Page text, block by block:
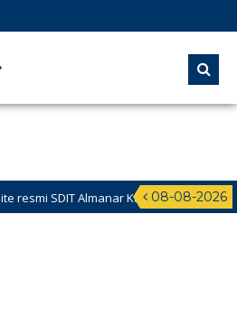
08-08-2026
Kabupaten